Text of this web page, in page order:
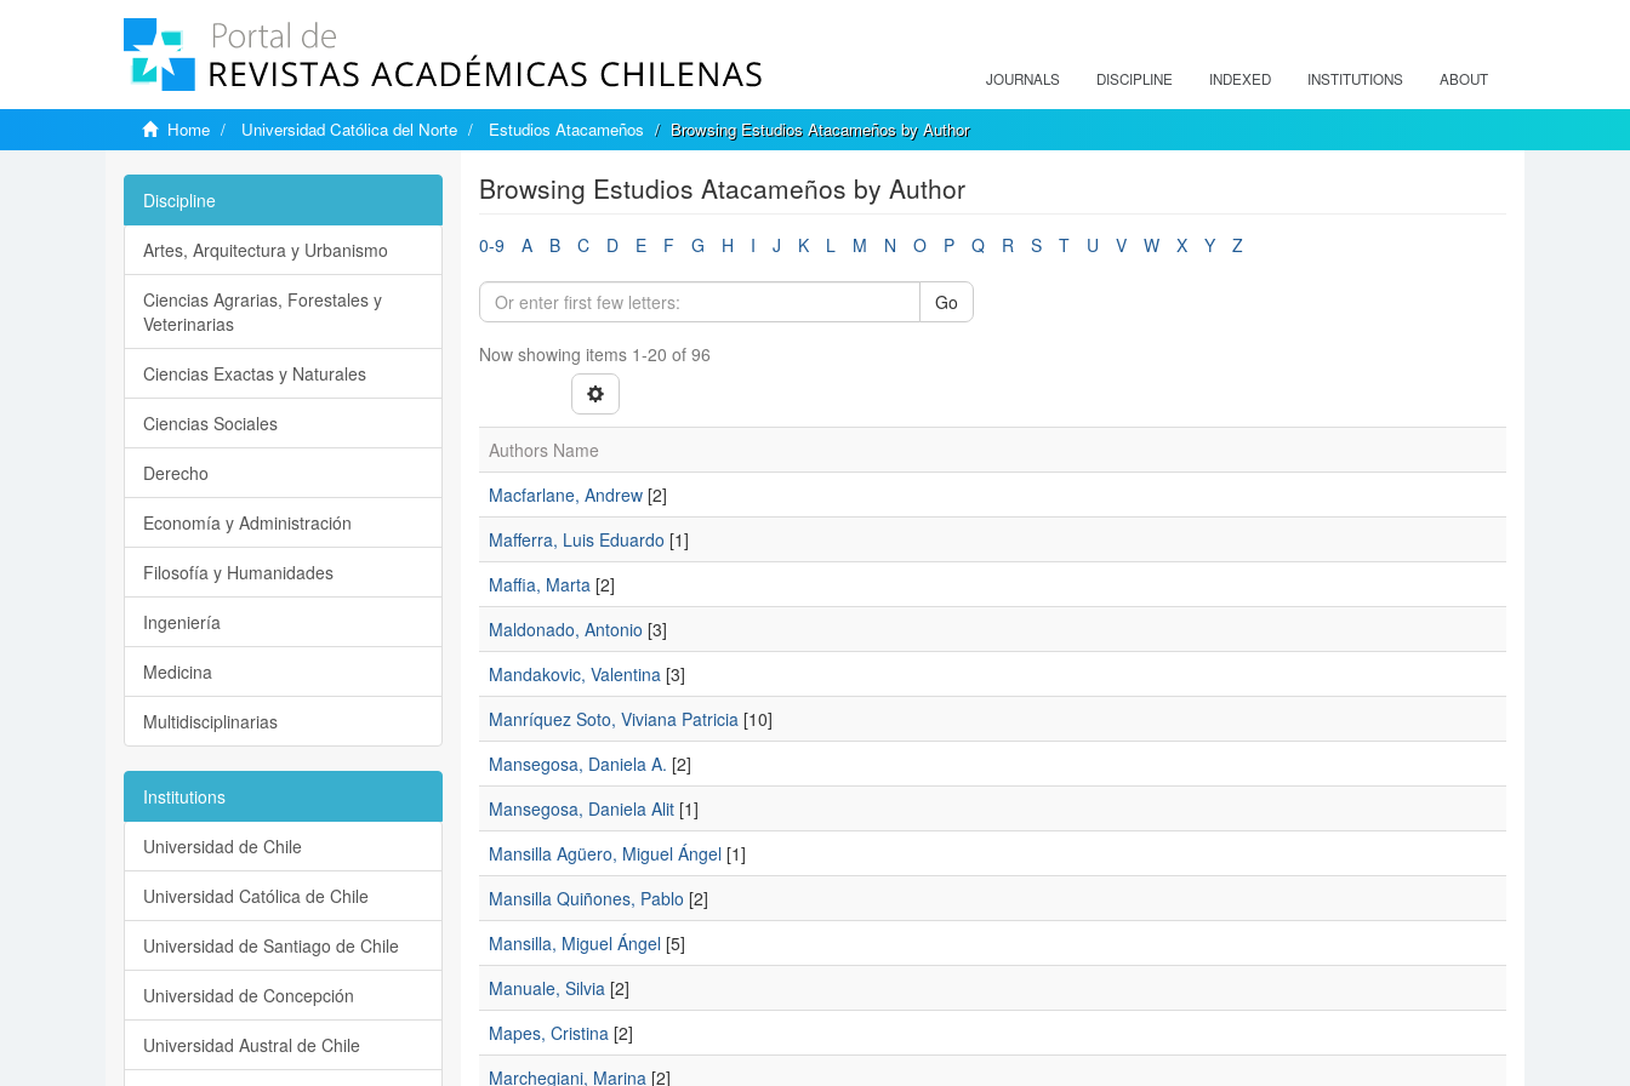
JOURNALS DISCIPLINE INDEXED INSTITUTIONS ABOUT
Home Universidad Católica del Norte Estudios Atacameños Browsing Estudios Atacameños by Author
Browsing Estudios Atacameños by Author
0-9 A B C D E F G H I J K L M N O P Q R S T U V W X Y Z
Go
Now showing items 1-20 of 96
Authors Name
Macfarlane, Andrew[2]
Mafferra, Luis Eduardo [1]
Maffia, Marta[2]
Maldonado, Antonio [3]
Mandakovic, Valentina[3]
Manríquez Soto, Viviana Patricia[10]
Mansegosa, Daniela A. [2]
Mansegosa, Daniela Alit[1]
Mansilla Agüero, Miguel Ángel[1]
Mansilla Quiñones, Pablo [2]
Mansilla, Miguel Ángel[5]
Manuale, Silvia[2]
Mapes, Cristina[2]
Marchegiani, Marina[2]
Discipline
Artes, Arquitectura y Urbanismo
Ciencias Agrarias, Forestales y
Veterinarias
Ciencias Exactas y Naturales
Ciencias Sociales
Derecho
Economía y Administración
Filosofía y Humanidades
Ingeniería
Medicina
Multidisciplinarias
Institutions
Universidad de Chile
Universidad Católica de Chile
Universidad de Santiago de Chile
Universidad de Concepción
Universidad Austral de Chile